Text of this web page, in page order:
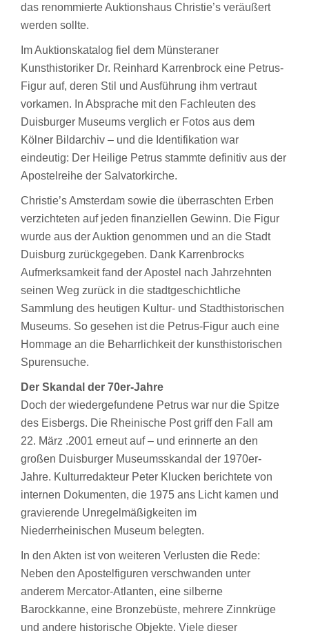
das renommierte Auktionshaus Christie’s veräußert
werden sollte.
Im Auktionskatalog fiel dem Münsteraner
Kunsthistoriker Dr. Reinhard Karrenbrock eine Petrus-
Figur auf, deren Stil und Ausführung ihm vertraut
vorkamen. In Absprache mit den Fachleuten des
Duisburger Museums verglich er Fotos aus dem
Kölner Bildarchiv – und die Identifikation war
eindeutig: Der Heilige Petrus stammte definitiv aus der
Apostelreihe der Salvatorkirche.
Christie’s Amsterdam sowie die überraschten Erben
verzichteten auf jeden finanziellen Gewinn. Die Figur
wurde aus der Auktion genommen und an die Stadt
Duisburg zurückgegeben. Dank Karrenbrocks
Aufmerksamkeit fand der Apostel nach Jahrzehnten
seinen Weg zurück in die stadtgeschichtliche
Sammlung des heutigen Kultur- und Stadthistorischen
Museums. So gesehen ist die Petrus-Figur auch eine
Hommage an die Beharrlichkeit der kunsthistorischen
Spurensuche.
Der Skandal der 70er-Jahre
Doch der wiedergefundene Petrus war nur die Spitze
des Eisbergs. Die Rheinische Post griff den Fall am
22. März .2001 erneut auf – und erinnerte an den
großen Duisburger Museumsskandal der 1970er-
Jahre. Kulturredakteur Peter Klucken berichtete von
internen Dokumenten, die 1975 ans Licht kamen und
gravierende Unregelmäßigkeiten im
Niederrheinischen Museum belegten.
In den Akten ist von weiteren Verlusten die Rede:
Neben den Apostelfiguren verschwanden unter
anderem Mercator-Atlanten, eine silberne
Barockkanne, eine Bronzebüste, mehrere Zinnkrüge
und andere historische Objekte. Viele dieser